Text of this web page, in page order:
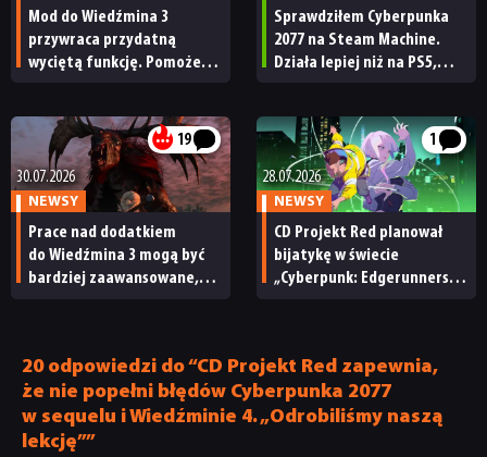
Mod do Wiedźmina 3
przywraca przydatną
wyciętą funkcję. Pomoże
Sprawdziłem Cyberpunka
2077 na Steam Machine.
Działa lepiej niż na PS5,
19
30.07.2026
NEWSY
Prace nad dodatkiem
do Wiedźmina 3 mogą być
bardziej zaawansowane,
1
28.07.2026
NEWSY
CD Projekt Red planował
bijatykę w świecie
„Cyberpunk: Edgerunners”.
20 odpowiedzi do “CD Projekt Red zapewnia,
że nie popełni błędów Cyberpunka 2077
w sequelu i Wiedźminie 4. „Odrobiliśmy naszą
lekcję””